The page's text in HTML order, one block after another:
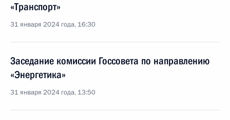
«Транспорт»
31 января 2024 года, 16:30
Заседание комиссии Госсовета по направлению
«Энергетика»
31 января 2024 года, 13:50